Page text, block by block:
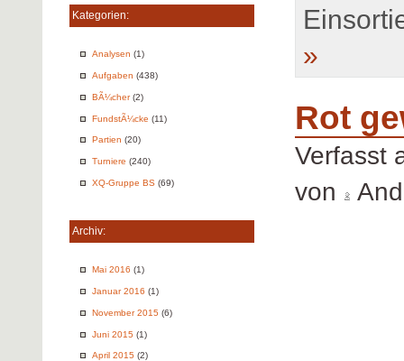
Kategorien:
Analysen (1)
Aufgaben (438)
BÃ¼cher(2)
FundstÃ¼cke (11)
Partien (20)
Turniere (240)
XQ-Gruppe BS (69)
Archiv:
Mai 2016 (1)
Januar 2016 (1)
November 2015 (6)
Juni 2015 (1)
April 2015 (2)
»
Rot
Verfasst
von